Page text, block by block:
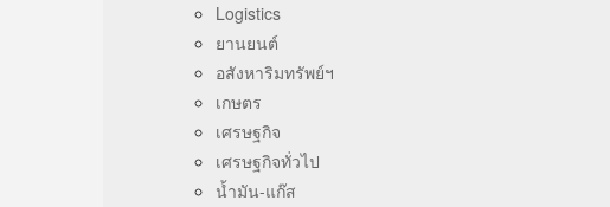
Logistics
ยานยนต์
อสังหาริมทรัพย์ฯ
เกษตร
เศรษฐกิจ
เศรษฐกิจทั่วไป
น้ำมัน-แก๊ส